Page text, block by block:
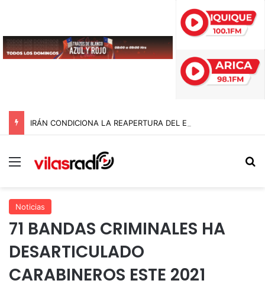
Menú
Noticias
71 BANDAS CRIMINALES HA
DESARTICULADO
CARABINEROS ESTE 2021